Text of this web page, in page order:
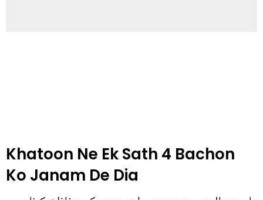
Khatoon Ne Ek Sath 4 Bachon
Ko Janam De Dia